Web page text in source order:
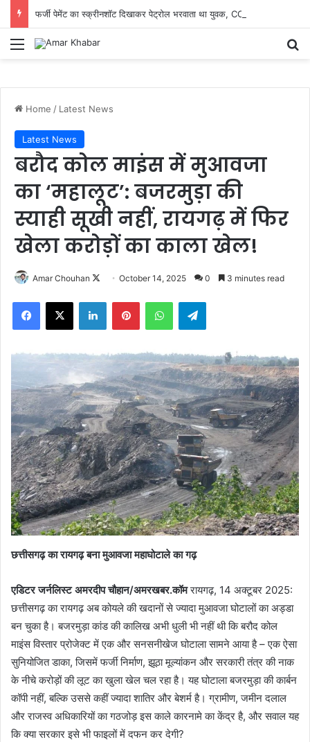
Menu
Home / Latest News
Latest News
बरौद कोल माइंस में मुआवजा
का ‘महालूट’: बजरमुड़ा की
स्याही सूखी नहीं, रायगढ़ में फिर
खेला करोड़ों का काला खेल!
Amar Chouhan
FollowOctober 14, 2025 0 3 minutes read
Facebook
X LinkedInPinterestWhatsAppTelegram
छत्तीसगढ़ का रायगढ़ बना मुआवजा महाघोटाले का गढ़
एडिटर जर्नलिस्ट अमरदीप चौहान/अमरखबर.कॉमरायगढ़, 14 अक्टूबर 2025:
छत्तीसगढ़ का रायगढ़ अब कोयले की खदानों से ज्यादा मुआवजा घोटालों का अड्डा
बन चुका है। बजरमुड़ा कांड की कालिख अभी धुली भी नहीं थी कि बरौद कोल
माइंस विस्तार प्रोजेक्ट में एक और सनसनीखेज घोटाला सामने आया है – एक ऐसा
सुनियोजित डाका, जिसमें फर्जी निर्माण, झूठा मूल्यांकन और सरकारी तंत्र की नाक
के नीचे करोड़ों की लूट का खुला खेल चल रहा है। यह घोटाला बजरमुड़ा की कार्बन
कॉपी नहीं, बल्कि उससे कहीं ज्यादा शातिर और बेशर्म है। ग्रामीण, जमीन दलाल
और राजस्व अधिकारियों का गठजोड़ इस काले कारनामे का केंद्र है, और सवाल यह
कि क्या सरकार इसे भी फाइलों में दफन कर देगी?